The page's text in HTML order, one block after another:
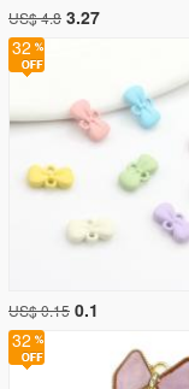
US$ 4.8 3.27
32
US$ 0.15 0.1
32